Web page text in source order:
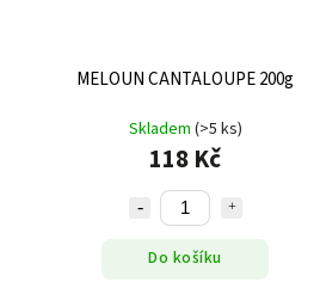
MELOUN CANTALOUPE 200g
Skladem (>5 ks)
118 Kč
Do košíku